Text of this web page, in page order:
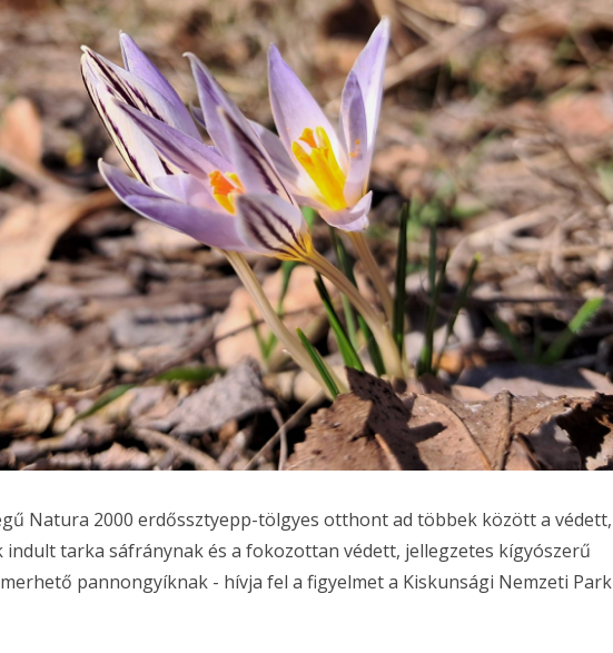
Natura 2000 erdőssztyepp-tölgyes otthont ad többek között a védett,
indult tarka sáfránynak és a fokozottan védett, jellegzetes kígyószerű
pannongyíknak - hívja fel a figyelmet a Kiskunsági Nemzeti Park